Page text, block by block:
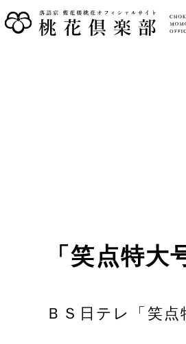
「笑点特
ＢＳ日テレ「笑点